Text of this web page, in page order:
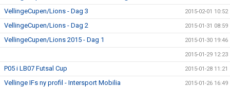
VellingeCupen/Lions - Dag 3 2015-02-01 10:52
VellingeCupen/Lions - Dag 2 2015-01-31 08:59
VellingeCupen/Lions 2015 - Dag 1 2015-01-30 19:46
2015-01-29 12:23
P05 i LB07 Futsal Cup 2015-01-28 11:21
Vellinge IFs ny profil - Intersport Mobilia 2015-01-26 16:49